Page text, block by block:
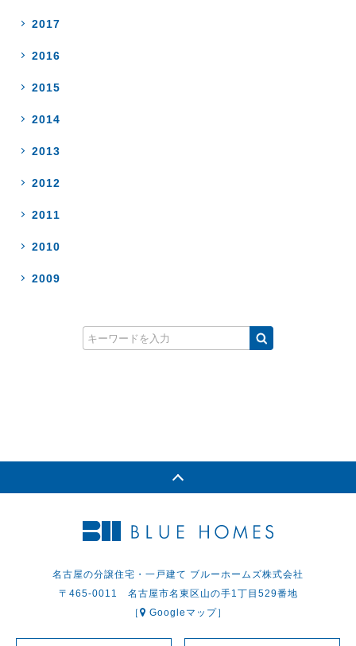
2017
2016
2015
2014
2013
2012
2011
2010
2009
名古屋の分譲住宅・一戸建て ブルーホームズ株式会社
〒465-0011 名古屋市名東区山の手1丁目529番地
［
Googleマップ］